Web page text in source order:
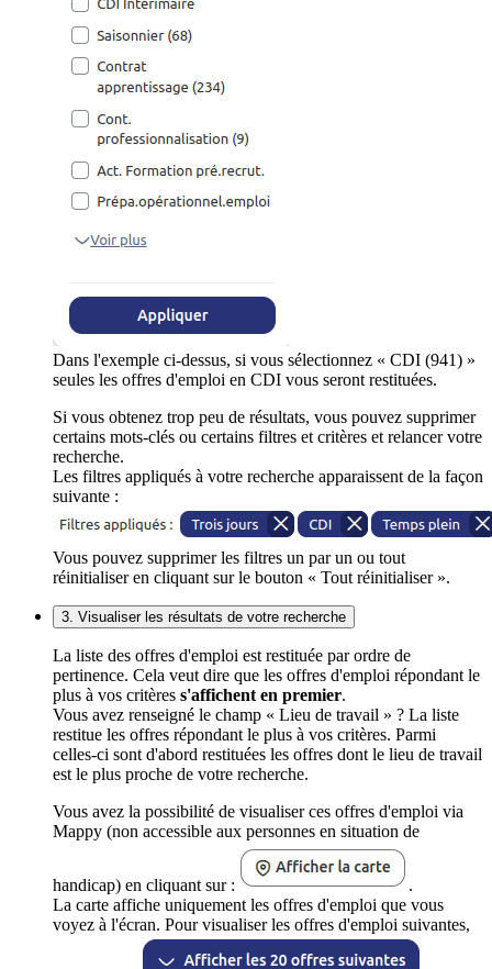
Dans l'exemple ci-dessus, si vous sélectionnez « CDI (941) »
seules les offres d'emploi en CDI vous seront restituées.
Si vous obtenez trop peu de résultats, vous pouvez supprimer
certains mots-clés ou certains filtres et critères et relancer votre
recherche.
Les filtres appliqués à votre recherche apparaissent de la façon
suivante :
Vous pouvez supprimer les filtres un par un ou tout
réinitialiser en cliquant sur le bouton « Tout réinitialiser ».
3. Visualiser les résultats de votre recherche
La liste des offres d'emploi est restituée par ordre de
pertinence. Cela veut dire que les offres d'emploi répondant le
plus à vos critères s'affichent en premier.
Vous avez renseigné le champ « Lieu de travail » ? La liste
restitue les offres répondant le plus à vos critères. Parmi
celles-ci sont d'abord restituées les offres dont le lieu de travail
est le plus proche de votre recherche.
Vous avez la possibilité de visualiser ces offres d'emploi via
Mappy (non accessible aux personnes en situation de
handicap) en cliquant sur :
.
La carte affiche uniquement les offres d'emploi que vous
voyez à l'écran. Pour visualiser les offres d'emploi suivantes,